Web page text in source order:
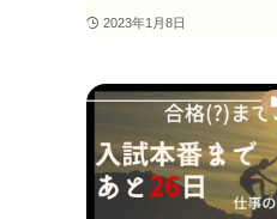
2023年1月8日